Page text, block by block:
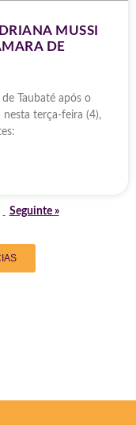
MUSSI
DE
Taubaté após o
nesta terça-feira (4),
Seguinte »